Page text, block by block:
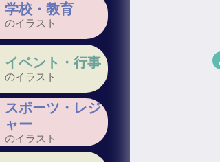
学校・教育
のイラスト
イベント・行事
のイラスト
スポーツ・レジ
ャー
のイラスト